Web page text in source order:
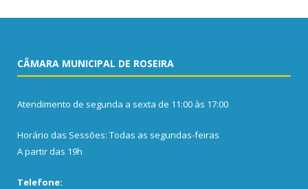
CÂMARA MUNICIPAL DE ROSEIRA
Atendimento de segunda a sexta de 11:00 às 17:00
Horário das Sessões: Todas as segundas-feiras
A partir das 19h
Telefone: